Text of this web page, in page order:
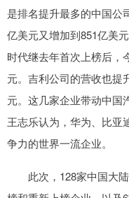
是排名提升最多的中国公
亿美元又增加到851亿美
时代继去年首次上榜后，
元。吉利公司的营收也提
元。这几家企业带动中国
王志乐认为，华为、比亚
争力的世界一流企业。
此次，128家中国大陆